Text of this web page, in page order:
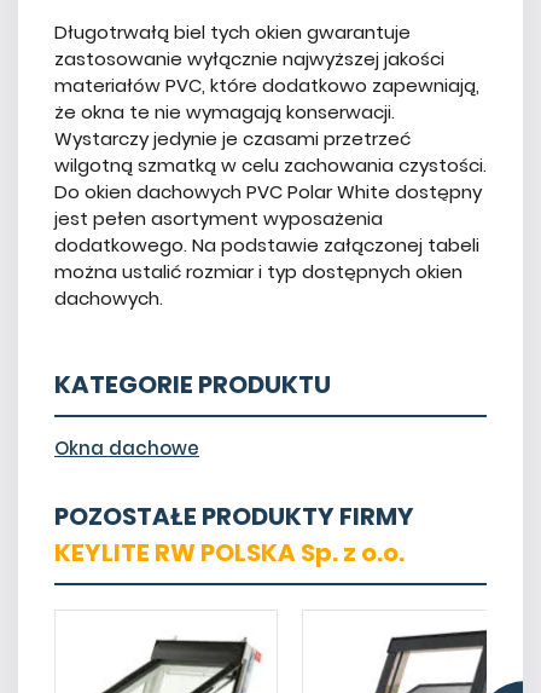
Długotrwałą biel tych okien gwarantuje
zastosowanie wyłącznie najwyższej jakości
materiałów PVC, które dodatkowo zapewniają,
że okna te nie wymagają konserwacji.
Wystarczy jedynie je czasami przetrzeć
wilgotną szmatką w celu zachowania czystości.
Do okien dachowych PVC Polar White dostępny
jest pełen asortyment wyposażenia
dodatkowego. Na podstawie załączonej tabeli
można ustalić rozmiar i typ dostępnych okien
dachowych.
KATEGORIE PRODUKTU
Okna dachowe
POZOSTAŁE PRODUKTY FIRMY
KEYLITE RW POLSKA Sp. z o.o.